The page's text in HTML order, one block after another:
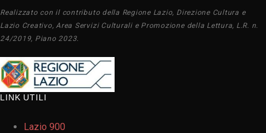
Realizzato con il contributo della Regione Lazio, Direzione Cultura e
Lazio Creativo, Area Servizi Culturali e Promozione della Lettura, L.R. n.
24/2019, Piano 2023.
LINK UTILI
Lazio 900